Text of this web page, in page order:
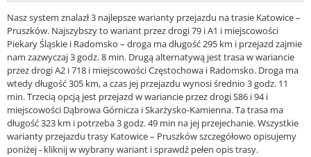
Nasz system znalazł 3 najlepsze warianty przejazdu na trasie Katowice –
Pruszków. Najszybszy to wariant przez drogi 79 i A1 i miejscowości
Piekary Śląskie i Radomsko – droga ma długość 295 km i przejazd zajmie
nam zazwyczaj 3 godz. 8 min. Drugą alternatywą jest trasa w wariancie
przez drogi A2 i 718 i miejscowości Częstochowa i Radomsko. Droga ma
wtedy długość 305 km, a czas jej przejazdu wynosi średnio 3 godz. 11
min. Trzecią opcją jest przejazd w wariancie przez drogi S86 i 94 i
miejscowości Dąbrowa Górnicza i Skarżysko-Kamienna. Ta trasa ma
długość 323 km i potrzeba 3 godz. 49 min na jej przejechanie. Wszystkie
warianty przejazdu trasy Katowice – Pruszków szczegółowo opisujemy
poniżej - kliknij w wybrany wariant i sprawdź pełen opis trasy.